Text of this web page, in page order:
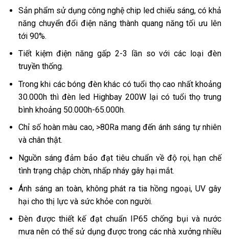
Sản phẩm sử dụng công nghệ chip led chiếu sáng, có khả
năng chuyển đổi điện năng thành quang năng tối ưu lên
tới 90%.
Tiết kiệm điện năng gấp 2-3 lần so với các loại đèn
truyền thống.
Trong khi các bóng đèn khác có tuổi thọ cao nhất khoảng
30.000h thì đèn led Highbay 200W lại có tuổi thọ trung
bình khoảng 50.000h-65.000h.
Chỉ số hoàn màu cao, >80Ra mang đến ánh sáng tự nhiên
và chân thật.
Nguồn sáng đảm bảo đạt tiêu chuẩn về độ rọi, hạn chế
tình trạng chập chờn, nhấp nháy gây hại mắt.
Ánh sáng an toàn, không phát ra tia hồng ngoại, UV gây
hại cho thị lực và sức khỏe con người.
Đèn được thiết kế đạt chuẩn IP65 chống bụi và nước
mưa nên có thể sử dụng được trong các nhà xưởng nhiều